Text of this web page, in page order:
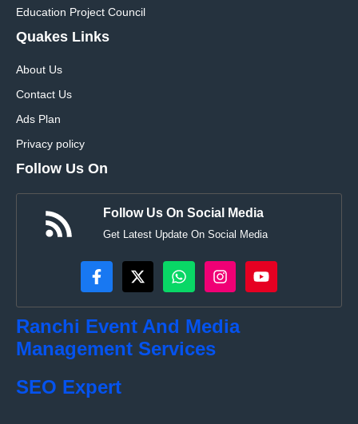
Education Project Council
Quakes Links
About Us
Contact Us
Ads Plan
Privacy policy
Follow Us On
Follow Us On Social Media
Get Latest Update On Social Media
Ranchi Event And Media
Management Services
SEO Expert